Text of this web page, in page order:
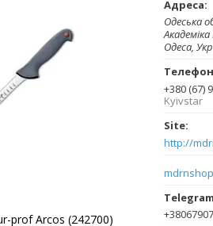
prof Arcos (242700)
Одеська
Одеса,
+380 (67)
Kyivstar
http://